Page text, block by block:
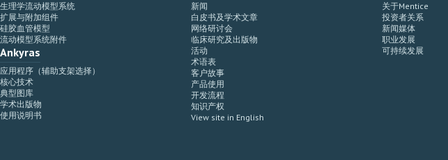
生理学流动模型系统
扩展与附加组件
硅胶血管模型
流动模型系统附件
Ankyras
应用程序（辅助支架选择）
核心技术
典型图库
学术出版物
使用说明书
新闻
白皮书及学术文章
网络研讨会
临床研究及出版物
活动
术语表
客户故事
产品使用
开发流程
知识产权
View site in English
关于Mentice
投资者关系
新闻媒体
职业发展
可持续发展